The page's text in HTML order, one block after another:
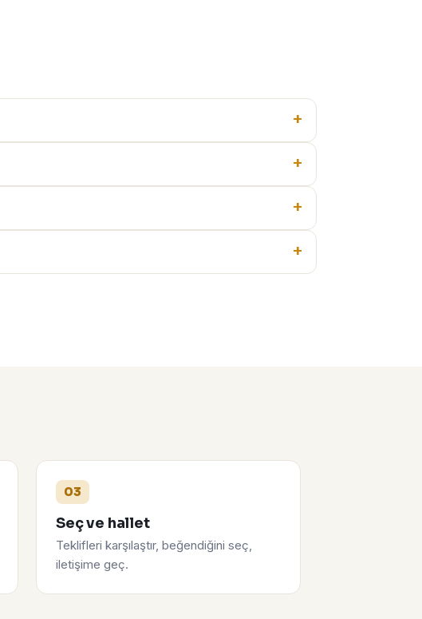
03
Seç ve hallet
Teklifleri karşılaştır, beğendiğini seç,
iletişime geç.